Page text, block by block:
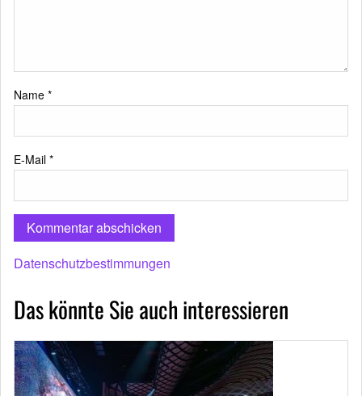
Name *
E-Mail *
Datenschutzbestimmungen
Das könnte Sie auch interessieren